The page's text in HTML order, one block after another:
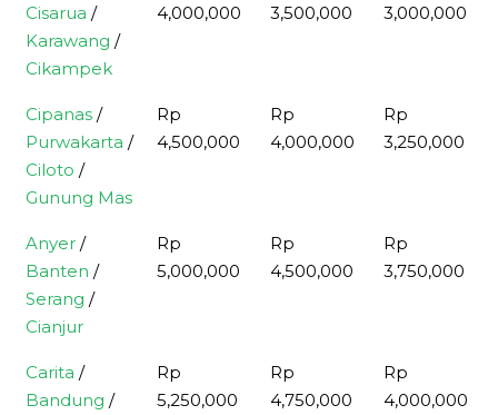
Cisarua /
Karawang /
Cikampek
4,000,000
3,500,000
3,000,000
Cipanas /
Purwakarta /
Ciloto /
Gunung Mas
Rp
4,500,000
Rp
4,000,000
Rp
3,250,000
Anyer /
Banten /
Serang /
Cianjur
Rp
5,000,000
Rp
4,500,000
Rp
3,750,000
Carita /
Bandung /
Rp
5,250,000
Rp
4,750,000
Rp
4,000,000